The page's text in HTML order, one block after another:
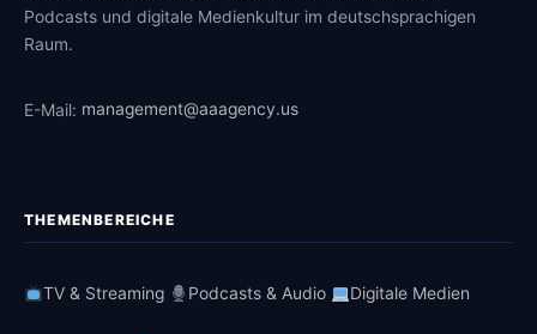
Podcasts und digitale Medienkultur im deutschsprachigen
Raum.
E-Mail: management@aaagency.us
THEMENBEREICHE
TV & Streaming Podcasts & Audio Digitale Medien